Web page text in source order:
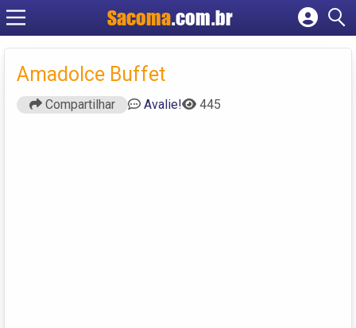
Sacoma.com.br
Cadastrar empresa
Criar conta
Amadolce Buffet
Compartilhar Avalie! 445